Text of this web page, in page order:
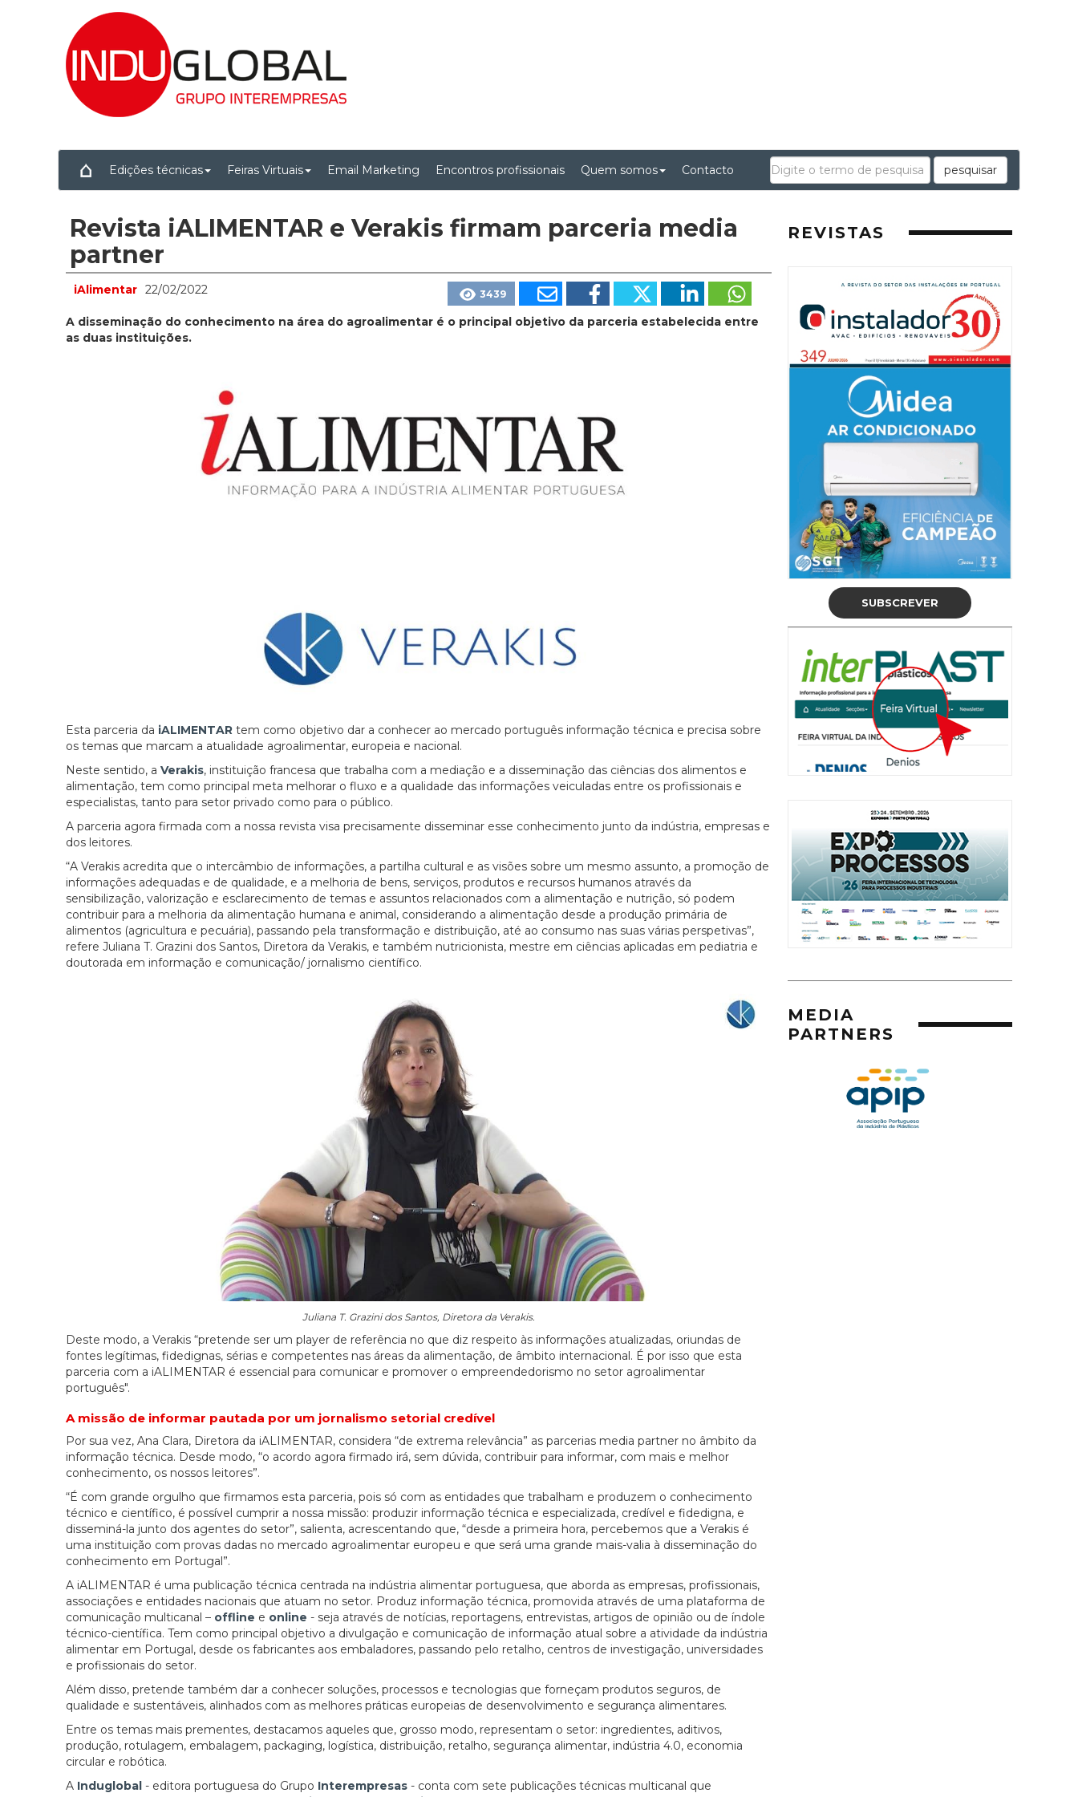
Edições técnicas Feiras Virtuais Email Marketing Encontros profissionais Quem somos Contacto pesquisar
Revista iALIMENTAR e Verakis firmam parceria media
partner
iAlimentar 22/02/2022 3439
A disseminação do conhecimento na área do agroalimentar é o principal objetivo da parceria estabelecida entre
as duas instituições.
Esta parceria da iALIMENTAR tem como objetivo dar a conhecer ao mercado português informação técnica e precisa sobre
os temas que marcam a atualidade agroalimentar, europeia e nacional.
Neste sentido, a Verakis, instituição francesa que trabalha com a mediação e a disseminação das ciências dos alimentos e
alimentação, tem como principal meta melhorar o fluxo e a qualidade das informações veiculadas entre os profissionais e
especialistas, tanto para setor privado como para o público.
A parceria agora firmada com a nossa revista visa precisamente disseminar esse conhecimento junto da indústria, empresas e
dos leitores.
“A Verakis acredita que o intercâmbio de informações, a partilha cultural e as visões sobre um mesmo assunto, a promoção de
informações adequadas e de qualidade, e a melhoria de bens, serviços, produtos e recursos humanos através da
sensibilização, valorização e esclarecimento de temas e assuntos relacionados com a alimentação e nutrição, só podem
contribuir para a melhoria da alimentação humana e animal, considerando a alimentação desde a produção primária de
alimentos (agricultura e pecuária), passando pela transformação e distribuição, até ao consumo nas suas várias perspetivas”,
refere Juliana T. Grazini dos Santos, Diretora da Verakis, e também nutricionista, mestre em ciências aplicadas em pediatria e
doutorada em informação e comunicação/ jornalismo científico.
Juliana T. Grazini dos Santos, Diretora da Verakis.
Deste modo, a Verakis “pretende ser um player de referência no que diz respeito às informações atualizadas, oriundas de
fontes legítimas, fidedignas, sérias e competentes nas áreas da alimentação, de âmbito internacional. É por isso que esta
parceria com a iALIMENTAR é essencial para comunicar e promover o empreendedorismo no setor agroalimentar
português".
A missão de informar pautada por um jornalismo setorial credível
Por sua vez, Ana Clara, Diretora da iALIMENTAR, considera “de extrema relevância” as parcerias media partner no âmbito da
informação técnica. Desde modo, “o acordo agora firmado irá, sem dúvida, contribuir para informar, com mais e melhor
conhecimento, os nossos leitores”.
“É com grande orgulho que firmamos esta parceria, pois só com as entidades que trabalham e produzem o conhecimento
técnico e científico, é possível cumprir a nossa missão: produzir informação técnica e especializada, credível e fidedigna, e
disseminá-la junto dos agentes do setor”, salienta, acrescentando que, “desde a primeira hora, percebemos que a Verakis é
uma instituição com provas dadas no mercado agroalimentar europeu e que será uma grande mais-valia à disseminação do
conhecimento em Portugal”.
A iALIMENTAR é uma publicação técnica centrada na indústria alimentar portuguesa, que aborda as empresas, profissionais,
associações e entidades nacionais que atuam no setor. Produz informação técnica, promovida através de uma plataforma de
comunicação multicanal – offline e online - seja através de notícias, reportagens, entrevistas, artigos de opinião ou de índole
técnico-científica. Tem como principal objetivo a divulgação e comunicação de informação atual sobre a atividade da indústria
alimentar em Portugal, desde os fabricantes aos embaladores, passando pelo retalho, centros de investigação, universidades
e profissionais do setor.
Além disso, pretende também dar a conhecer soluções, processos e tecnologias que forneçam produtos seguros, de
qualidade e sustentáveis, alinhados com as melhores práticas europeias de desenvolvimento e segurança alimentares.
Entre os temas mais prementes, destacamos aqueles que, grosso modo, representam o setor: ingredientes, aditivos,
produção, rotulagem, embalagem, packaging, logística, distribuição, retalho, segurança alimentar, indústria 4.0, economia
circular e robótica.
A Induglobal - editora portuguesa do Grupo Interempresas - conta com sete publicações técnicas multicanal que
REVISTAS
SUBSCREVER
MEDIA
PARTNERS